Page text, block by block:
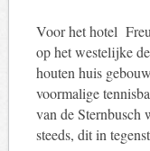
Voor het hotel
op het westelijke
houten huis
voormalige
van de Sternbusch
steeds, dit in